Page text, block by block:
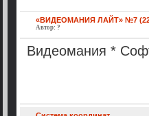
«ВИДЕОМАНИЯ ЛАЙТ» №7 (22)
Автор: ?
Видеомания *